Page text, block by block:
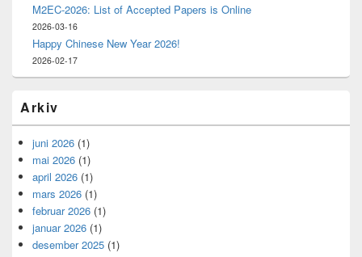
M2EC-2026: List of Accepted Papers is Online
2026-03-16
Happy Chinese New Year 2026!
2026-02-17
Arkiv
juni 2026 (1)
mai 2026 (1)
april 2026 (1)
mars 2026 (1)
februar 2026 (1)
januar 2026 (1)
desember 2025 (1)